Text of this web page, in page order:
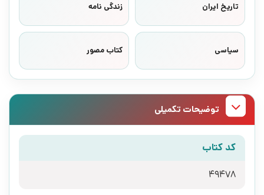
تاریخ ایران زندگی نامه
سیاسی کتاب مصور
توضیحات تکمیلی
کد کتاب
49478